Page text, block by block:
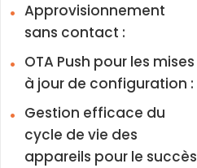
Approvisionnement
sans contact :
OTA Push pour les mises
à jour de configuration :
Gestion efficace du
cycle de vie des
appareils pour le succès